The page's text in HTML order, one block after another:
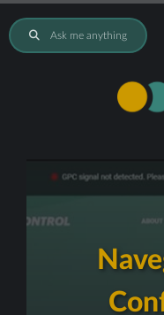
Ask me anything